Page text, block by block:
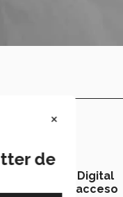
Educación Digital
el acceso
×
de